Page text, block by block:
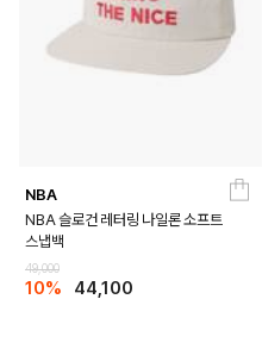
NBA
NBA 슬로건 레터링 나일론 소프트
스냅백
49,000
10% 44,100